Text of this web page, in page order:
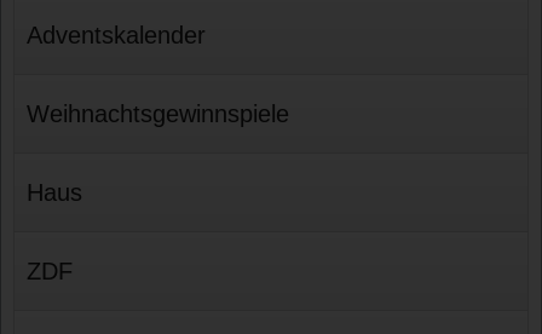
Adventskalender
Weihnachtsgewinnspiele
Haus
ZDF